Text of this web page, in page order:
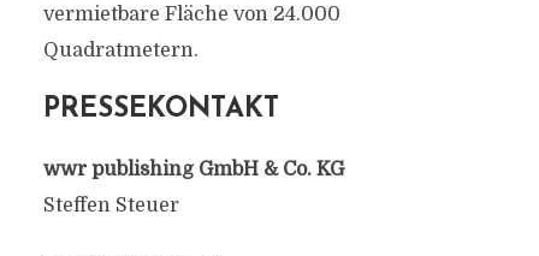
vermietbare Fläche von 24.000
Quadratmetern.
PRESSEKONTAKT
wwr publishing GmbH & Co. KG
Steffen Steuer